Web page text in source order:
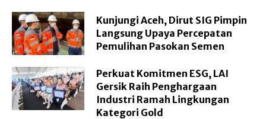
Kunjungi Aceh, Dirut SIG Pimpin
Langsung Upaya Percepatan
Pemulihan Pasokan Semen
Perkuat Komitmen ESG, LAI
Gersik Raih Penghargaan
Industri Ramah Lingkungan
Kategori Gold